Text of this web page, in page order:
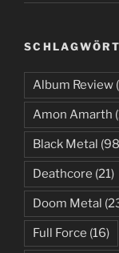
Album Review
Amon Amarth
Black Metal
Deathcore (21)
Doom Metal
Full Force (16)